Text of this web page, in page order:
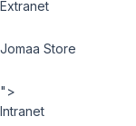
Extranet
Jomaa Store
">
Intranet